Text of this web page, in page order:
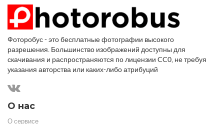
Фоторобус - это бесплатные фотографии высокого
разрешения. Большинство изображений доступны для
скачивания и распространяются по лицензии CC0, не требуя
указания авторства или каких-либо атрибуций
О нас
О сервисе